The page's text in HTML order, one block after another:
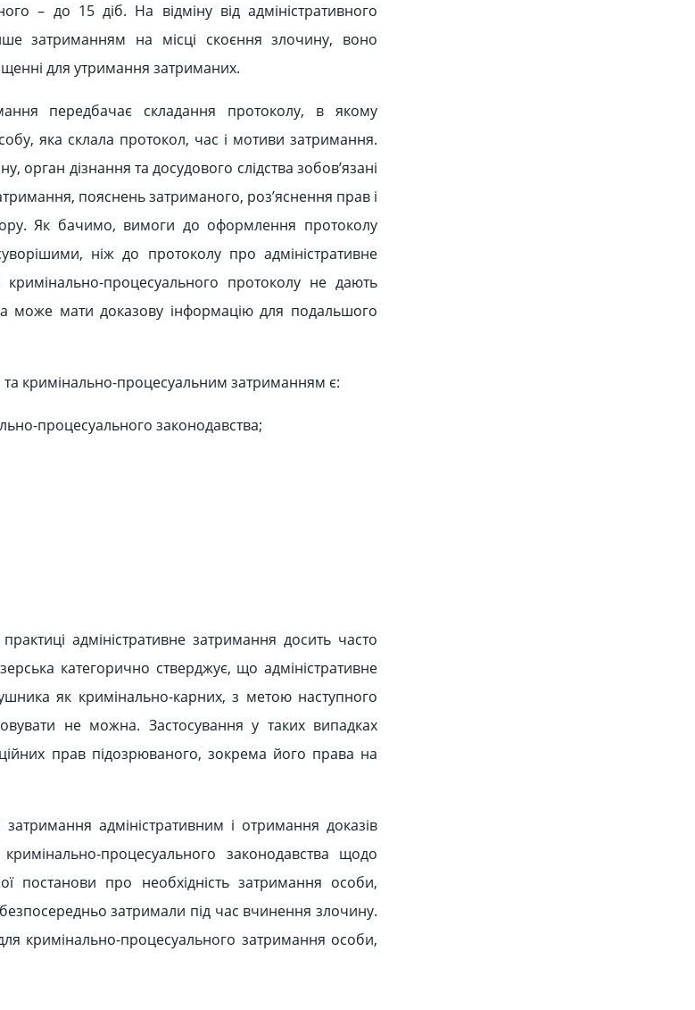
– до 15 діб. На відміну від адміністративного
затриманням на місці скоєння злочину, воно
для утримання затриманих.
передбачає складання протоколу, в якому
яка склала протокол, час і мотиви затримання.
дізнання та досудового слідства зобов’язані
пояснень затриманого, роз’яснення прав і
Як бачимо, вимоги до оформлення протоколу
ніж до протоколу про адміністративне
процесуального протоколу не дають
може мати доказову інформацію для подальшого
кримінально-процесуальним затриманням є:
процесуального законодавства;
адміністративне затримання досить часто
категорично стверджує, що адміністративне
як кримінально-карних, з метою наступного
не можна. Застосування у таких випадках
прав підозрюваного, зокрема його права на
адміністративним і отримання доказів
процесуального законодавства щодо
постанови про необхідність затримання особи,
затримали під час вчинення злочину.
кримінально-процесуального затримання особи,